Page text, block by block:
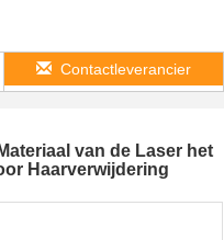
Contactleverancier
van de Laser het
Haarverwijdering